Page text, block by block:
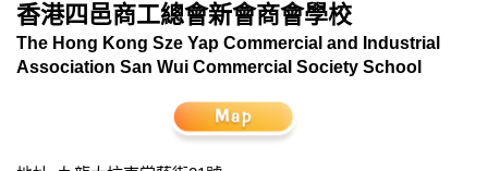
香港四邑商工總會新會商會學校
The Hong Kong Sze Yap Commercial and Industrial
Association San Wui Commercial Society School